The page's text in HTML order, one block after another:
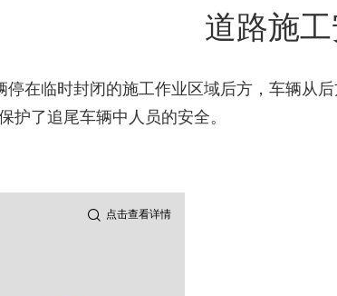
道路施
停在临时封闭的施工作业区域后方，车辆从
护了追尾车辆中人员的安全。
点击查看详情